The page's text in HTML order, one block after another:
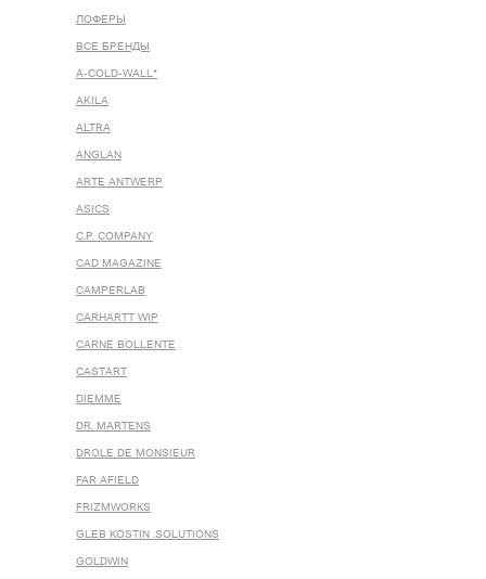
ЛОФЕРЫ
ВСЕ БРЕНДЫ
A-COLD-WALL*
AKILA
ALTRA
ANGLAN
ARTE ANTWERP
ASICS
C.P. COMPANY
CAD MAGAZINE
CAMPERLAB
CARHARTT WIP
CARNE BOLLENTE
CASTART
DIEMME
DR. MARTENS
DROLE DE MONSIEUR
FAR AFIELD
FRIZMWORKS
GLEB KOSTIN .SOLUTIONS
GOLDWIN